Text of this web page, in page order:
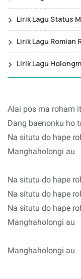
Lirik Lagu Status
Lirik Lagu Romian
Lirik Lagu
Alai pos ma roham
Dang baenonku ho
Na situtu do hape
Manghaholongi au
Na situtu do hape
Na situtu do hape
Na situtu do hape
Manghaholongi au
Manghaholongi au